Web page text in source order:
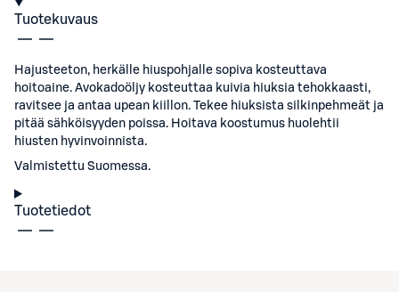
Tuotekuvaus
Hajusteeton, herkälle hiuspohjalle sopiva kosteuttava
hoitoaine. Avokadoöljy kosteuttaa kuivia hiuksia tehokkaasti,
ravitsee ja antaa upean kiillon. Tekee hiuksista silkinpehmeät ja
pitää sähköisyyden poissa. Hoitava koostumus huolehtii
hiusten hyvinvoinnista.
Valmistettu Suomessa.
Tuotetiedot